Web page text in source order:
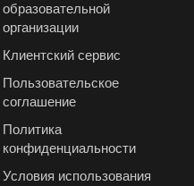
образовательной
организации
Клиентский сервис
Пользовательское
соглашение
Политика
конфиденциальности
Условия использования